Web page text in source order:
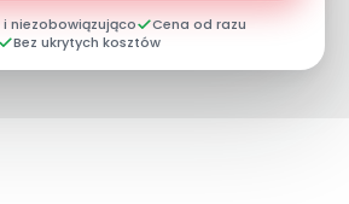
i niezobowiązująco
Cena od razu
Bez ukrytych kosztów